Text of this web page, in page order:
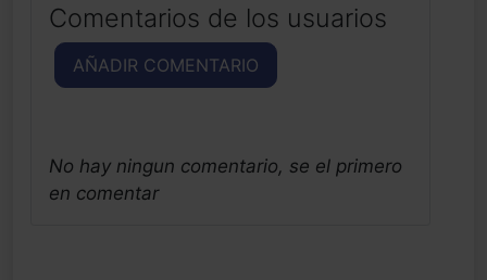
Comentarios de los usuarios
AÑADIR COMENTARIO
No hay ningun comentario, se el primero
en comentar